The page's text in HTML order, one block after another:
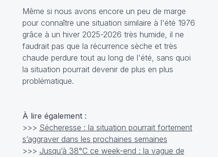
Même si nous avons encore un peu de marge
pour connaître une situation similaire à l'été 1976
grâce à un hiver 2025-2026 très humide, il ne
faudrait pas que la récurrence sèche et très
chaude perdure tout au long de l'été, sans quoi
la situation pourrait devenir de plus en plus
problématique.
À lire également :
>>> Sécheresse : la situation pourrait fortement
s’aggraver dans les prochaines semaines
>>> Jusqu’à 38°C ce week-end : la vague de